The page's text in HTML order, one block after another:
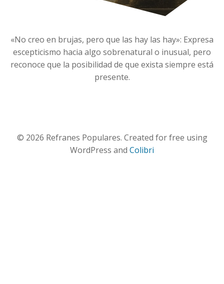
«No creo en brujas, pero que las hay las hay»: Expresa
escepticismo hacia algo sobrenatural o inusual, pero
reconoce que la posibilidad de que exista siempre está
presente.
© 2026 Refranes Populares. Created for free using
WordPress and Colibri